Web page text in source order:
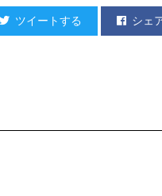
松島さんにご紹介くださった
ツイートする シェ